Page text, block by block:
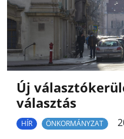
Új
választás
HÍR ÖNKORMÁNYZAT